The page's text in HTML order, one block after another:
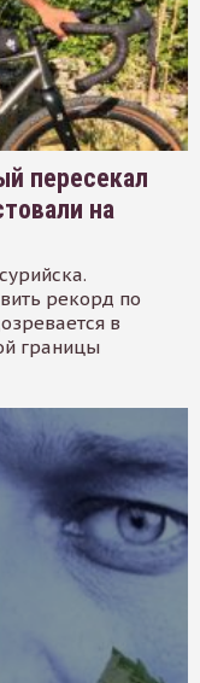
пересекал
на
рекорд по
в
границы